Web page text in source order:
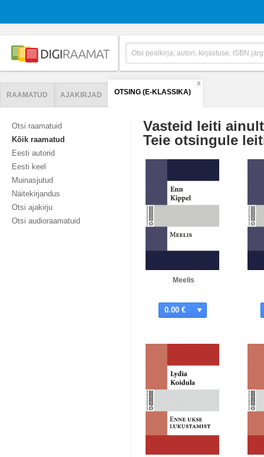
RAAMATUD AJAKIRJAD OTSING (E-KLASSIKA)
X
Otsi raamatuid
Kõik raamatud
Eesti autorid
Eesti keel
Muinasjutud
Näitekirjandus
Otsi ajakirju
Otsi audioraamatuid
Vasteid leiti
Teie otsingule
Meelis
0.00 €